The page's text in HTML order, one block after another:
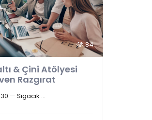
84
& Çini Atölyesi
Razgırat
— Sigacik ...